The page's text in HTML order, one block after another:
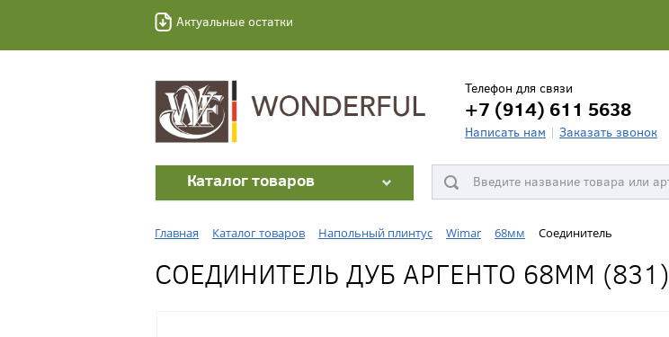
Актуальные остатки
Телефон для связи
+7 (914) 611 5638
Написать нам Заказать звонок
Каталог товаров
Главная Каталог товаров Напольный плинтус Wimar 68мм Соединитель
СОЕДИНИТЕЛЬ ДУБ АРГЕНТО 68ММ (831)